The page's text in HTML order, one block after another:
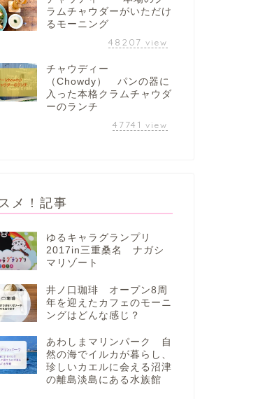
ラムチャウダーがいただけ
るモーニング
48207 view
チャウディー
（Chowdy） パンの器に
入った本格クラムチャウダ
ーのランチ
47741 view
メ！記事
ゆるキャラグランプリ
2017in三重桑名 ナガシ
マリゾート
井ノ口珈琲 オープン8周
年を迎えたカフェのモーニ
ングはどんな感じ？
あわしまマリンパーク 自
然の海でイルカが暮らし、
珍しいカエルに会える沼津
の離島淡島にある水族館